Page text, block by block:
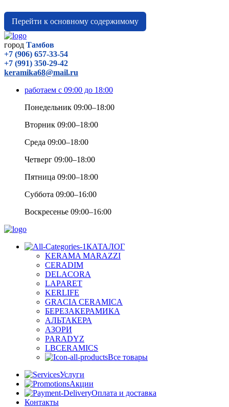
Перейти к основному содержимому
город Тамбов
+7 (906) 657-33-54
+7 (991) 350-29-42
keramika68@mail.ru
работаем с 09:00 до 18:00
Понедельник 09:00–18:00
Вторник 09:00–18:00
Среда 09:00–18:00
Четверг 09:00–18:00
Пятница 09:00–18:00
Суббота 09:00–16:00
Воскресенье 09:00–16:00
КАТАЛОГ
KERAMA MARAZZI
CERADIM
DELACORA
LAPARET
KERLIFE
GRACIA CERAMICA
БЕРЕЗАКЕРАМИКА
АЛЬТАКЕРА
АЗОРИ
PARADYZ
LBCERAMICS
Все товары
Услуги
Акции
Оплата и доставка
Контакты